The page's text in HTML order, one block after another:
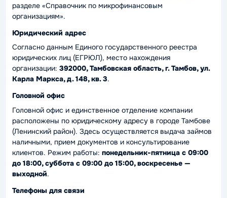
разделе «Справочник по микрофинансовым
организациям».
Юридический адрес
Согласно данным Единого государственного реестра
юридических лиц (ЕГРЮЛ), место нахождения
организации: 392000, Тамбовская область, г. Тамбов, ул.
Карла Маркса, д. 148, кв. 3.
Головной офис
Головной офис и единственное отделение компании
расположены по юридическому адресу в городе Тамбове
(Ленинский район). Здесь осуществляется выдача займов
наличными, прием документов и консультирование
клиентов. Режим работы: понедельник-пятница с 09:00
до 18:00, суббота с 09:00 до 15:00, воскресенье —
выходной.
Телефоны для связи